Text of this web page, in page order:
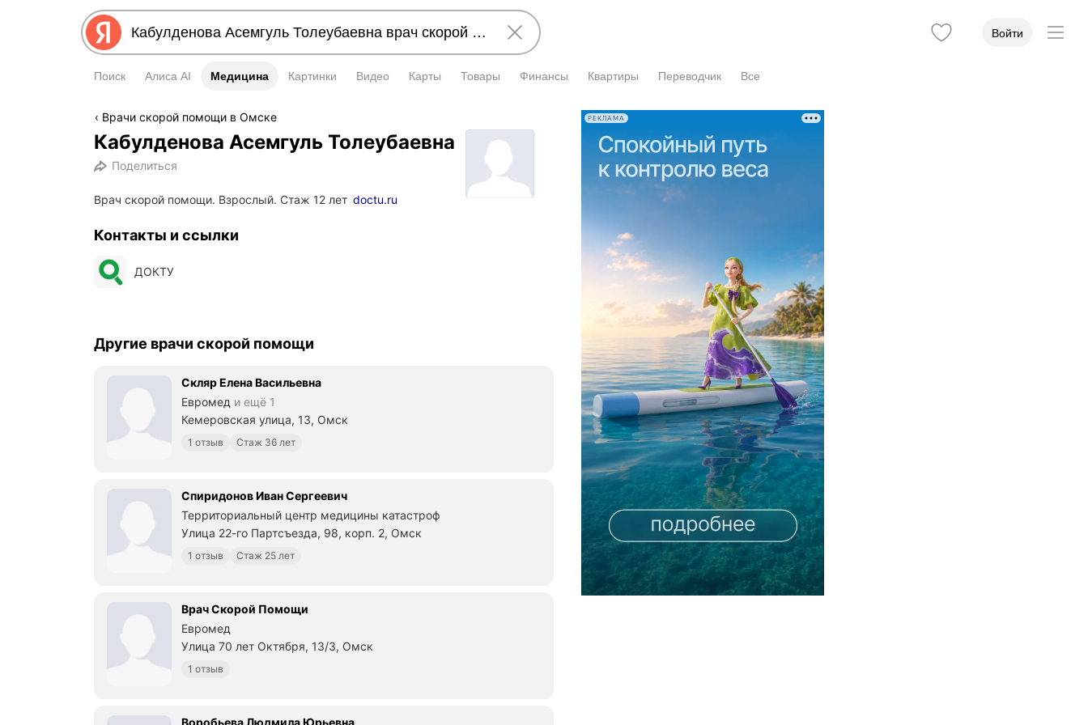
Войти
Поиск Алиса AI Медицина
Медицина Картинки Видео Карты Товары Финансы Квартиры Переводчик Все
Врачи скорой помощи в Омске
Кабулденова Асемгуль Толеубаевна
Поделиться
Врач скорой помощи. Взрослый. Стаж 12 лет doctu.ru
Контакты и ссылки
ДОКТУ
Другие врачи скорой помощи
Скляр Елена Васильевна
Евромед и ещё 1
Кемеровская улица, 13, Омск
1 отзыв Стаж 36 лет
Спиридонов Иван Сергеевич
Территориальный центр медицины катастроф
Улица 22-го Партсъезда, 98, корп. 2, Омск
1 отзыв Стаж 25 лет
Врач Скорой Помощи
Евромед
Улица 70 лет Октября, 13/3, Омск
1 отзыв
Воробьева Людмила Юрьевна
РЕКЛАМА